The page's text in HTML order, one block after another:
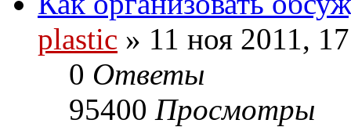
plastic » 11 ноя 2011,
0 Ответы
95400 Просмотры